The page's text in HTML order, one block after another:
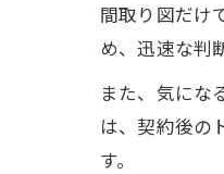
間取り図だけ
め、迅速な判
また、気にな
は、契約後の
す。